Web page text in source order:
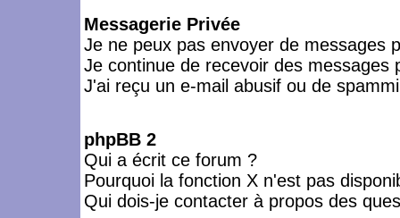
Messagerie Privée
Je ne peux pas envoyer de messages
Je continue de recevoir des messages
J'ai reçu un e-mail abusif ou de
phpBB 2
Qui a écrit ce forum ?
Pourquoi la fonction X n'est pas
Qui dois-je contacter à propos des